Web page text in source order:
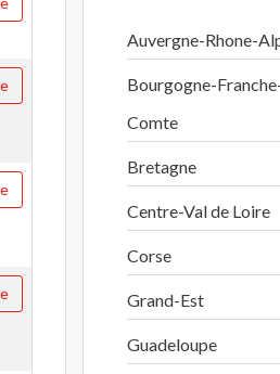
Auvergne-Rhone-
Bourgogne-
Comte
Bretagne
Centre-Val de Loire
Corse
Grand-Est
Guadeloupe